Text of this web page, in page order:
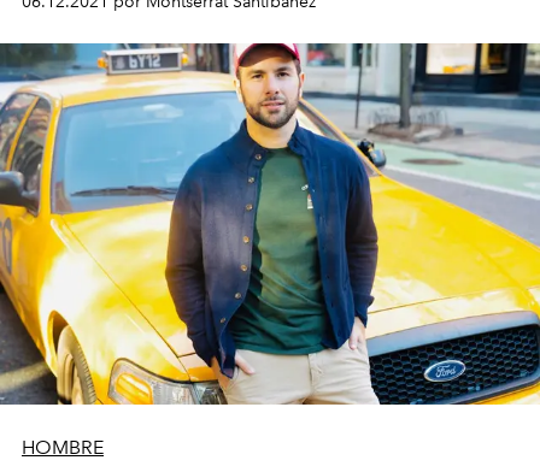
HOMBRE